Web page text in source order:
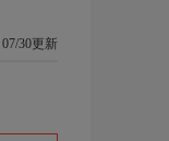
07/30更新